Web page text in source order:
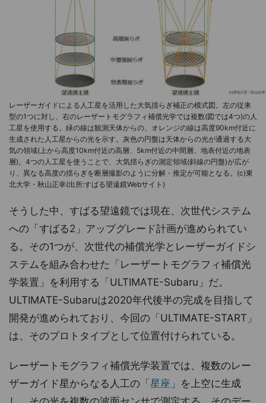
レーザーガイドによる人工星を活用した大気揺らぎ補正の模式図。左の従来
型の1つに対し、右のレーザートモグラフィ補償光学では複数(図では4つ)の人
工星を使用する。緑の線は観測天体からの、オレンジの線は高度90km付近に
生成された人工星からの光を示す。灰色の円盤は天体からの光が通過する大
気の領域(上から高度10km付近の高層、5km付近の中間層、地表付近の地表
層)。4つの人工星を使うことで、大気揺らぎの測定領域(斜線の円盤)が広が
り、異なる高度の揺らぎを断層撮影のように分解・推定が可能となる。(c)東
北大学・秋山正幸(出所:すばる望遠鏡Webサイト)
そうした中、すばる望遠鏡では現在、次世代システム
への「すばる2」アップグレード計画が進められてい
る。その1つが、次世代の補償光学とレーザーガイドシ
ステムを組み合わせた「レーザートモグラフィ補償光
学装置」を利用する「ULTIMATE-Subaru」だ。
ULTIMATE-Subaruは2020年代後半の完成を目指して
開発が進められており、今回の「ULTIMATE-START」
は、そのプロトタイプとして位置付けられている。
レーザートモグラフィ補償光学装置では、複数のレー
ザーガイド星からなる人工の「星座 」を上空に生成